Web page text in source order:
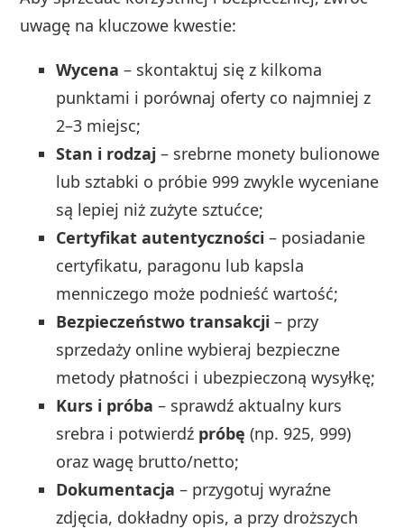
uwagę na kluczowe kwestie:
Wycena – skontaktuj się z kilkoma
punktami i porównaj oferty co najmniej z
2–3 miejsc;
Stan i rodzaj – srebrne monety bulionowe
lub sztabki o próbie 999 zwykle wyceniane
są lepiej niż zużyte sztućce;
Certyfikat autentyczności – posiadanie
certyfikatu, paragonu lub kapsla
menniczego może podnieść wartość;
Bezpieczeństwo transakcji – przy
sprzedaży online wybieraj bezpieczne
metody płatności i ubezpieczoną wysyłkę;
Kurs i próba – sprawdź aktualny kurs
srebra i potwierdź próbę (np. 925, 999)
oraz wagę brutto/netto;
Dokumentacja – przygotuj wyraźne
zdjęcia, dokładny opis, a przy droższych